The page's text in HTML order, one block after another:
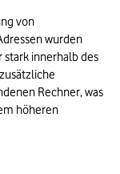
von
wurden
innerhalb des
Rechner, was
höheren